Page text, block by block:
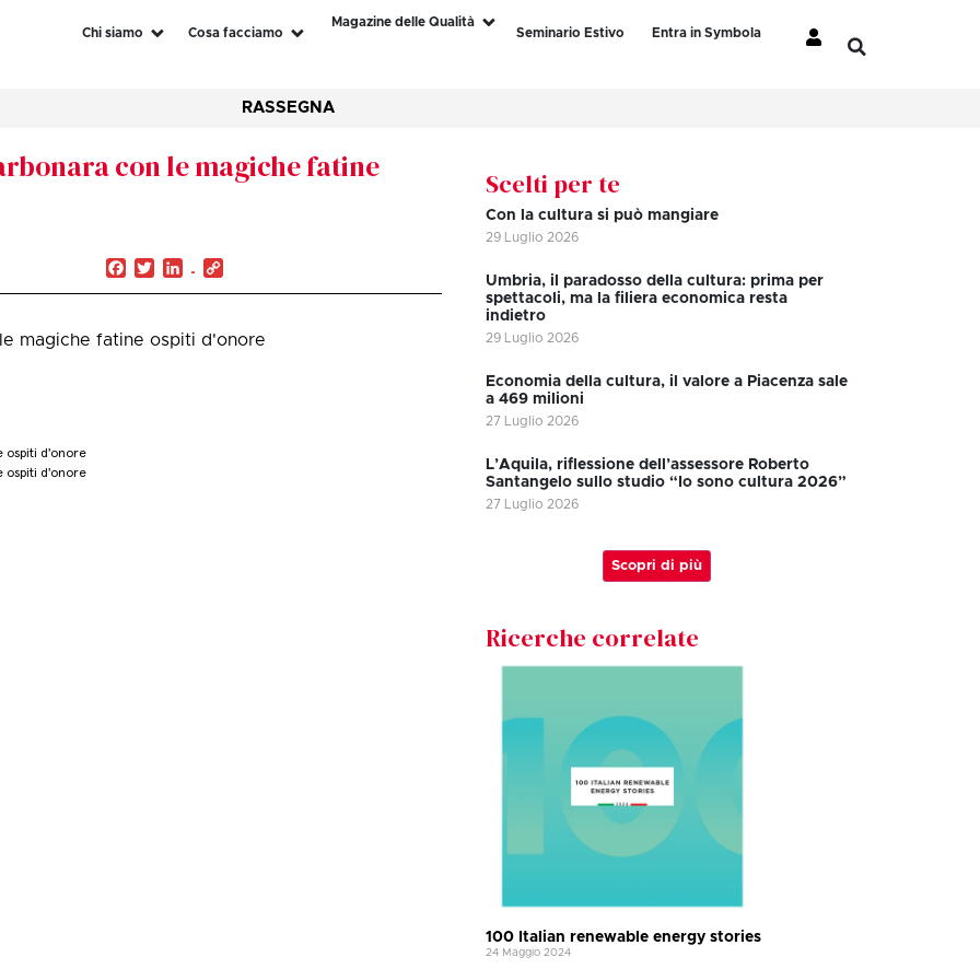
Chi siamo Cosa facciamo
Magazine delle Qualità
Seminario Estivo
Entra in Symbola
RASSEGNA
con le magiche fatine
Facebook
TwitterLinkedIn
magiche fatine ospiti d'onore
ospiti d'onore
ospiti d'onore
Scelti per te
Con la cultura si può mangiare
29 Luglio 2026
Umbria, il paradosso della cultura: prima per
spettacoli, ma la filiera economica resta
indietro
29 Luglio 2026
Economia della cultura, il valore a Piacenza sale
a 469 milioni
27 Luglio 2026
L’Aquila, riflessione dell’assessore Roberto
Santangelo sullo studio “Io sono cultura 2026”
27 Luglio 2026
Scopri di più
Ricerche correlate
100 Italian renewable energy stories
24 Maggio 2024